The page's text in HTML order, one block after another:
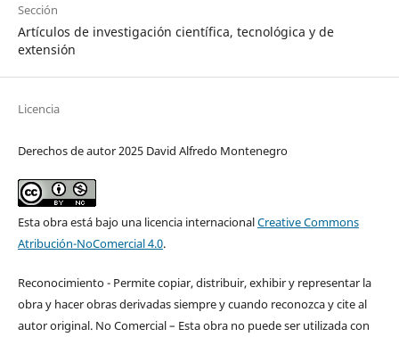
Sección
Artículos de investigación científica, tecnológica y de
extensión
Licencia
Derechos de autor 2025 David Alfredo Montenegro
Esta obra está bajo una licencia internacionalCreative Commons
Atribución-NoComercial 4.0.
Reconocimiento - Permite copiar, distribuir, exhibir y representar la
obra y hacer obras derivadas siempre y cuando reconozca y cite al
autor original. No Comercial – Esta obra no puede ser utilizada con